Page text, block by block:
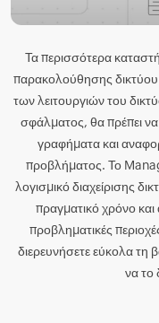
Τα περισσότερα
παρακολούθησης δικτύου
των λειτουργιών του
σφάλματος, θα πρέπει
γραφήματα και
προβλήματος. Το
λογισμικό διαχείρισης
πραγματικό χρόνο και
προβληματικές
διερευνήσετε εύκολα τη
να το